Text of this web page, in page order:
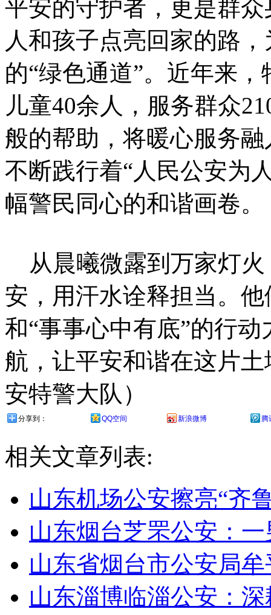
平安的守护者，更是群
人和孩子点亮回家的路
的“绿色通道”。近年来
儿童40余人，服务群众
般的帮助，将暖心服务
不断践行着“人民公安为
幅警民同心的和谐画卷。
从晨曦微露到万家灯火
安，用汗水诠释担当。
和“事事心中有底”的行
航，让平安和谐在这片
安特警大队）
分享到： QQ空间 新浪微博 腾
相关文章列表:
山东机场公安擦亮“齐
山东烟台芝罘公安：
山东省烟台市公安局
山东淄博临淄公安：